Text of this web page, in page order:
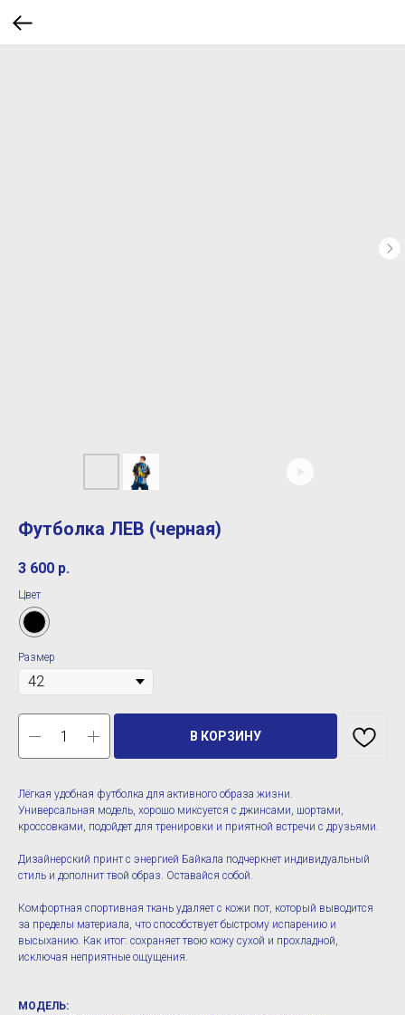
Футболка ЛЕВ (черная)
3 600 р.
Цвет
Размер
В КОРЗИНУ
Лёгкая удобная футболка для активного образа жизни.
Универсальная модель, хорошо миксуется с джинсами, шортами,
кроссовками, подойдет для тренировки и приятной встречи с друзьями.
Дизайнерский принт с энергией Байкала подчеркнет индивидуальный
стиль и дополнит твой образ. Оставайся собой.
Комфортная спортивная ткань удаляет с кожи пот, который выводится
за пределы материала, что способствует быстрому испарению и
высыханию. Как итог: сохраняет твою кожу сухой и прохладной,
исключая неприятные ощущения.
МОДЕЛЬ: